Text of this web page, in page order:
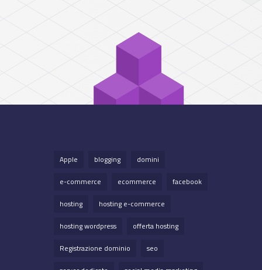
Apple blogging
domini
e-commerce
ecommerce
facebook
hosting
hosting e-commerce
hosting wordpress
offerta hosting
Registrazione dominio
seo